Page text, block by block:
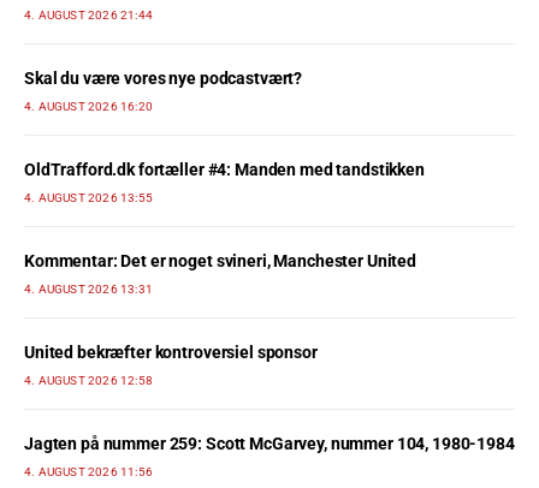
4. AUGUST 2026 21:44
Skal du være vores nye podcastvært?
4. AUGUST 2026 16:20
OldTrafford.dk fortæller #4: Manden med tandstikken
4. AUGUST 2026 13:55
Kommentar: Det er noget svineri, Manchester United
4. AUGUST 2026 13:31
United bekræfter kontroversiel sponsor
4. AUGUST 2026 12:58
Jagten på nummer 259: Scott McGarvey, nummer 104, 1980-1984
4. AUGUST 2026 11:56